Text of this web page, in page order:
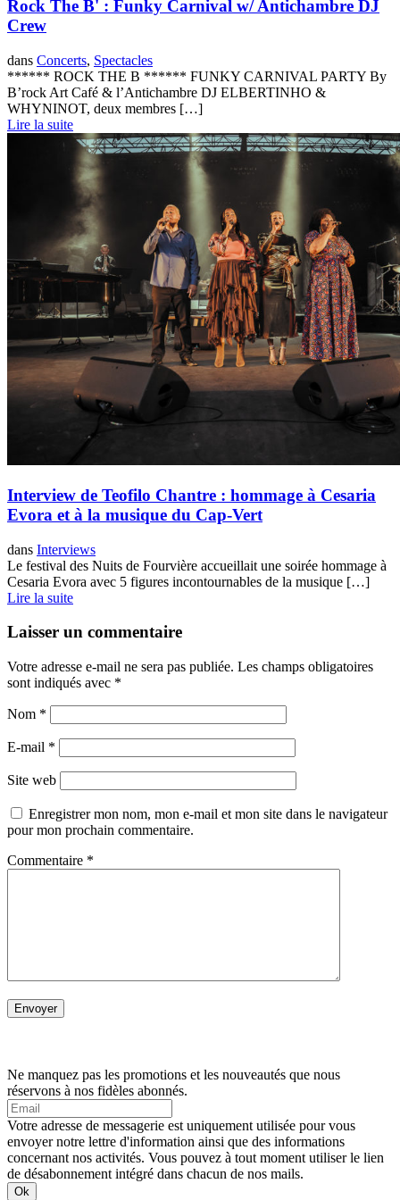
Rock The B' : Funky Carnival w/ Antichambre DJ
Crew
dans Concerts, Spectacles
****** ROCK THE B ****** FUNKY CARNIVAL PARTY By
B’rock Art Café & l’Antichambre DJ ELBERTINHO &
WHYNINOT, deux membres […]
Lire la suite
Interview de Teofilo Chantre : hommage à Cesaria
Evora et à la musique du Cap-Vert
dans Interviews
Le festival des Nuits de Fourvière accueillait une soirée hommage à
Cesaria Evora avec 5 figures incontournables de la musique […]
Lire la suite
Laisser un commentaire
Votre adresse e-mail ne sera pas publiée. Les champs obligatoires
sont indiqués avec *
Nom *
E-mail *
Site web
Enregistrer mon nom, mon e-mail et mon site dans le navigateur
pour mon prochain commentaire.
Commentaire *
Ne manquez pas les promotions et les nouveautés que nous
réservons à nos fidèles abonnés.
Votre adresse de messagerie est uniquement utilisée pour vous
envoyer notre lettre d'information ainsi que des informations
concernant nos activités. Vous pouvez à tout moment utiliser le lien
de désabonnement intégré dans chacun de nos mails.